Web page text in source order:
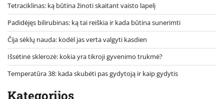
Tetraciklinas: ką būtina žinoti skaitant vaisto lapelį
Padidėjęs bilirubinas: ką tai reiškia ir kada būtina sunerimti
Čija sėklų nauda: kodėl jas verta valgyti kasdien
Išsėtinė sklerozė: kokia yra tikroji gyvenimo trukmė?
Temperatūra 38: kada skubėti pas gydytoją ir kaip gydytis
Kategorijos